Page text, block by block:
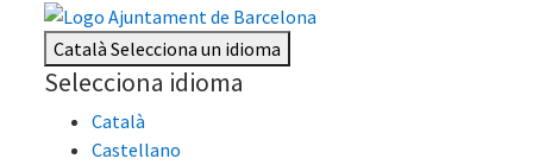
CatalàSelecciona un idioma
Selecciona idioma
Català
Castellano